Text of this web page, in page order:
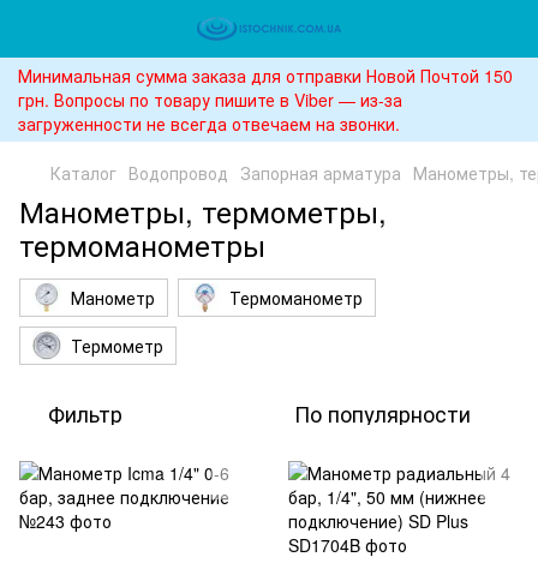
Минимальная сумма заказа для отправки Новой Почтой 150
грн. Вопросы по товару пишите в Viber — из-за
загруженности не всегда отвечаем на звонки.
Каталог Водопровод Запорная арматура Манометры,
Манометры, термометры,
термоманометры
Манометр
Термоманометр
Термометр
Фильтр По популярности